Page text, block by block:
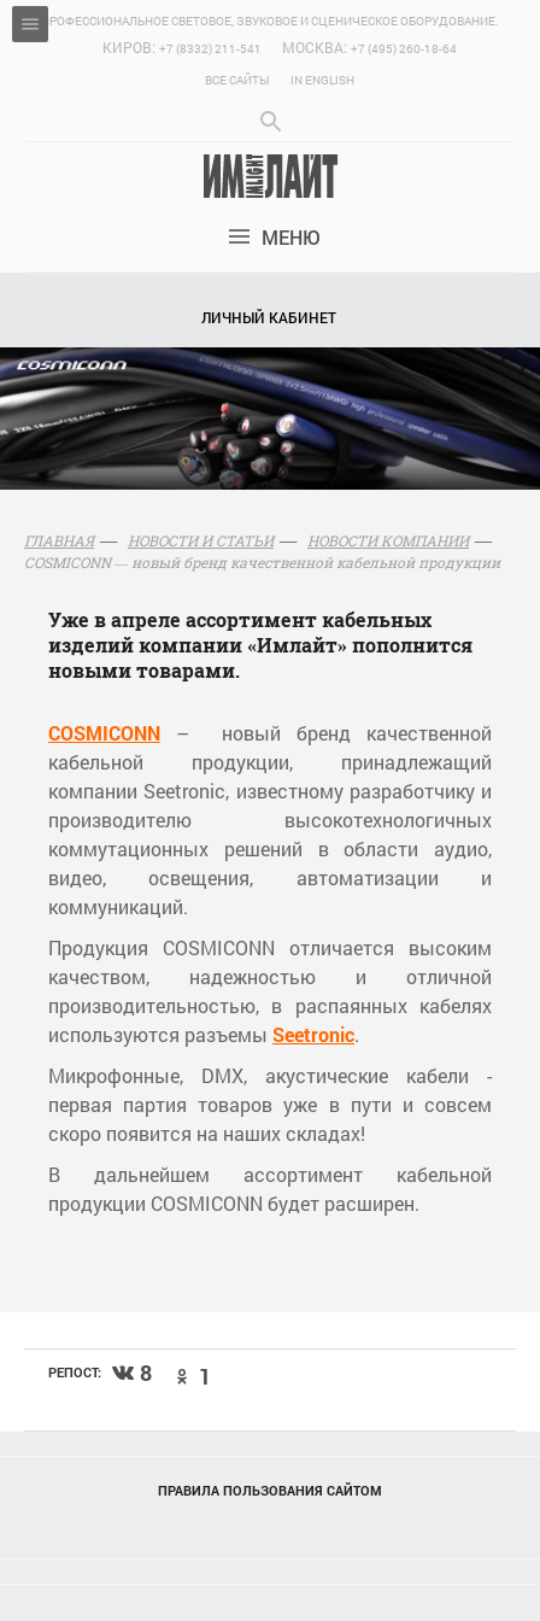
ПРОФЕССИОНАЛЬНОЕ СВЕТОВОЕ, ЗВУКОВОЕ И СЦЕНИЧЕСКОЕ ОБОРУДОВАНИЕ.
КИРОВ: +7 (8332) 211-541 МОСКВА: +7 (495) 260-18-64
ВСЕ САЙТЫ
IN ENGLISH
МЕНЮ
ЛИЧНЫЙ КАБИНЕТ
ГЛАВНАЯ НОВОСТИ И СТАТЬИ
НОВОСТИ КОМПАНИИ
COSMICONN — новый бренд качественной кабельной продукции
Уже в апреле ассортимент кабельных
изделий компании «Имлайт» пополнится
новыми товарами.
COSMICONN – новый бренд качественной
кабельной продукции, принадлежащий
компании Seetronic, известному разработчику и
производителю высокотехнологичных
коммутационных решений в области аудио,
видео, освещения, автоматизации и
коммуникаций.
Продукция COSMICONN отличается высоким
качеством, надежностью и отличной
производительностью, в распаянных кабелях
используются разъемы Seetronic.
Микрофонные, DMX, акустические кабели -
первая партия товаров уже в пути и совсем
скоро появится на наших складах!
В дальнейшем ассортимент кабельной
продукции COSMICONN будет расширен.
РЕПОСТ: 8 1
ПРАВИЛА ПОЛЬЗОВАНИЯ САЙТОМ